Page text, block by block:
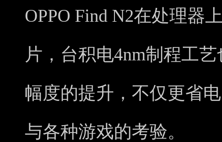
OPPO Find N2在处理器
片，台积电4nm制程工
幅度的提升，不仅更省
与各种游戏的考验。